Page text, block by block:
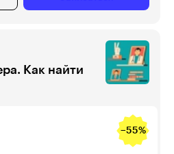
Как найти
−55%